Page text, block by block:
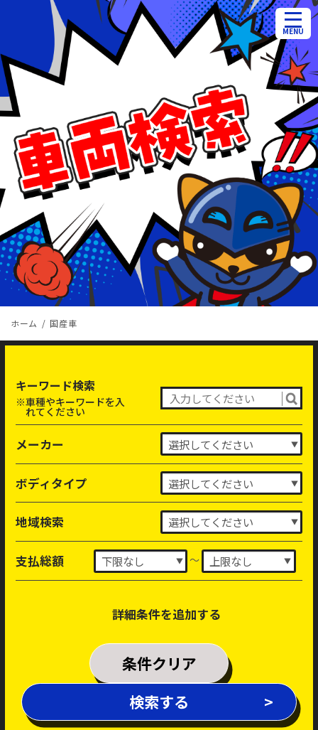
ホーム 国産車
キーワード検索
※車種やキーワードを入
れてください
メーカー
ボディタイプ
地域検索
支払総額 ～
詳細条件を追加する
排気量
年式 ～
条件クリア
検索する